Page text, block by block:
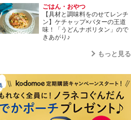
ごはん・おやつ
【具材と調味料をのせてレンチ
ン】ケチャップ×バターの王道
味！「うどんナポリタン」ので
きあがり♪
もっと見る